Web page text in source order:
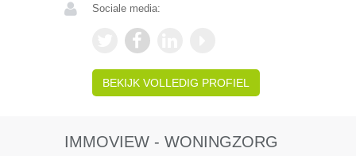
Sociale media:
BEKIJK VOLLEDIG PROFIEL
IMMOVIEW - WONINGZORG